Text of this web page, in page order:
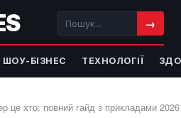
→
ШОУ-БІЗНЕС ТЕХНОЛОГІЇ
це хто: повний гайд з прикладами 2026